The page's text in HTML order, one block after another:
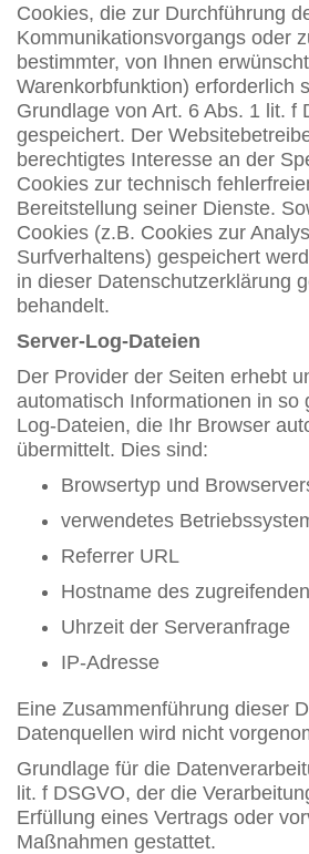
Cookies, die zur Durchführung
Kommunikationsvorgangs oder
bestimmter, von Ihnen
Warenkorbfunktion) erforderlich
Grundlage von Art. 6 Abs. 1 lit. f
gespeichert. Der
berechtigtes Interesse an der
Cookies zur technisch
Bereitstellung seiner Dienste.
Cookies (z.B. Cookies zur
Surfverhaltens) gespeichert
in dieser Datenschutzerklärung
behandelt.
Server-Log-Dateien
Der Provider der Seiten erhebt
automatisch Informationen in so
Log-Dateien, die Ihr Browser
übermittelt. Dies sind:
Browsertyp und
verwendetes
Referrer URL
Hostname des
Uhrzeit der Serveranfrage
IP-Adresse
Eine Zusammenführung dieser
Datenquellen wird nicht
Grundlage für die
lit. f DSGVO, der die
Erfüllung eines Vertrags oder
Maßnahmen gestattet.